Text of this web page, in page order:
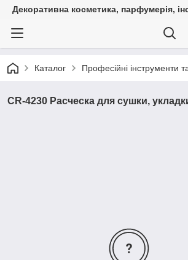
Декоративна косметика, парфумерія,
Каталог Професійні інструменти
CR-4230 Расческа для сушки,